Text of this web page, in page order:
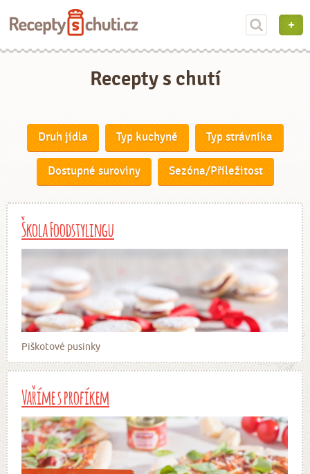
Recepty s chutí
Druh jídla Typ kuchyně Typ strávníka
Dostupné suroviny Sezóna/Příležitost
Škola Foodstylingu
Piškotové pusinky
Vaříme s profíkem